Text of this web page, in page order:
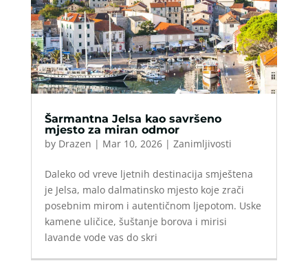
Šarmantna Jelsa kao savršeno
mjesto za miran odmor
by Drazen | Mar 10, 2026| Zanimljivosti
Daleko od vreve ljetnih destinacija smještena
je Jelsa, malo dalmatinsko mjesto koje zrači
posebnim mirom i autentičnom ljepotom. Uske
kamene uličice, šuštanje borova i mirisi
lavande vode vas do skri